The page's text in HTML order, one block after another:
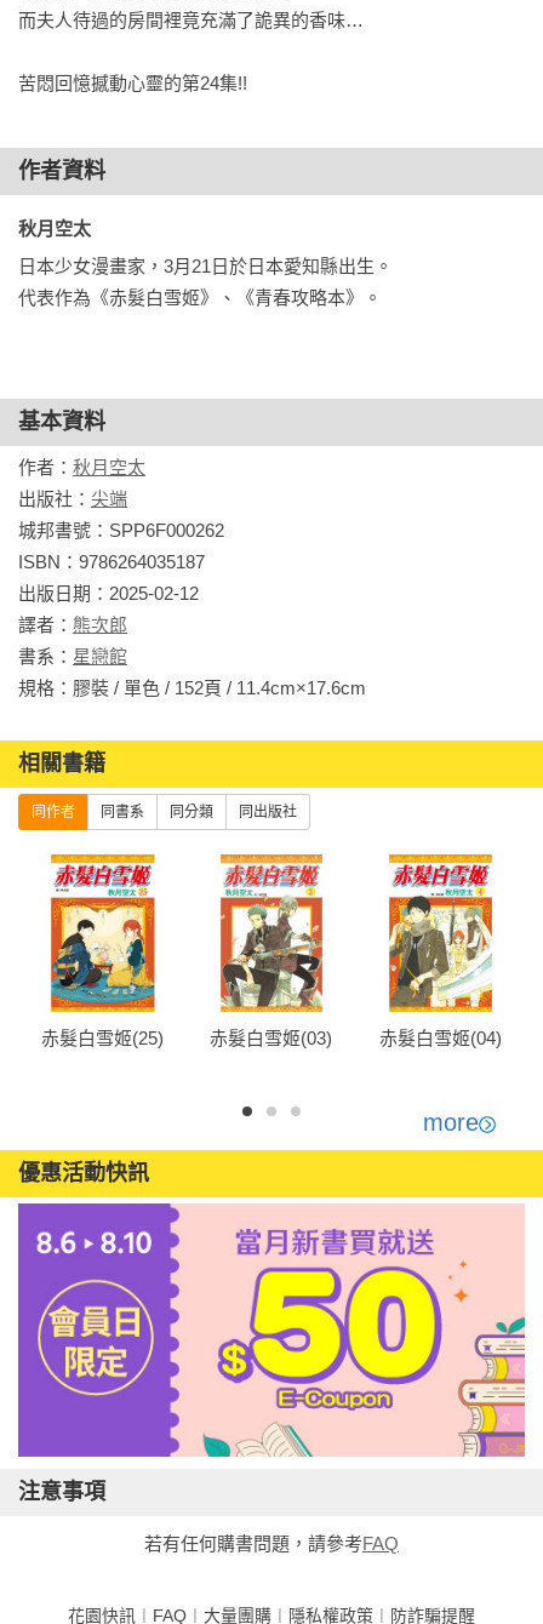
而夫人待過的房間裡竟充滿了詭異的香味…
苦悶回憶撼動心靈的第24集!!
作者資料
秋月空太
日本少女漫畫家，3月21日於日本愛知縣出生。
代表作為《赤髮白雪姬》、《青春攻略本》。
基本資料
作者： 秋月空太
出版社： 尖端
城邦書號：SPP6F000262
ISBN：9786264035187
出版日期：2025-02-12
譯者： 熊次郎
書系： 星戀館
規格：膠裝 / 單色 / 152頁 / 11.4cm×17.6cm
相關書籍
同作者 同書系 同分類 同出版社
赤髮白雪姬(25) 赤髮白雪姬(03) 赤髮白雪姬(04)
more
優惠活動快訊
注意事項
若有任何購書問題，請參考FAQ
花園快訊 FAQ 大量團購 隱私權政策 防詐騙提醒